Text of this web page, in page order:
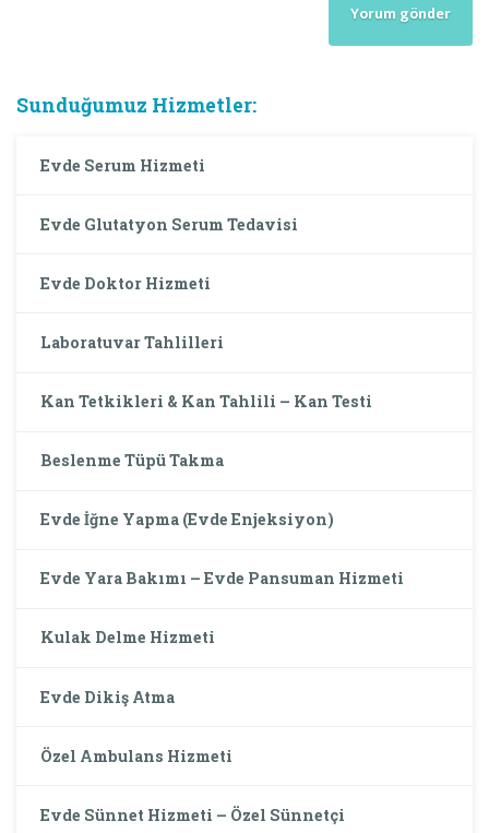
Sunduğumuz Hizmetler:
Evde Serum Hizmeti
Evde Glutatyon Serum Tedavisi
Evde Doktor Hizmeti
Laboratuvar Tahlilleri
Kan Tetkikleri & Kan Tahlili – Kan Testi
Beslenme Tüpü Takma
Evde İğne Yapma (Evde Enjeksiyon)
Evde Yara Bakımı – Evde Pansuman Hizmeti
Kulak Delme Hizmeti
Evde Dikiş Atma
Özel Ambulans Hizmeti
Evde Sünnet Hizmeti – Özel Sünnetçi